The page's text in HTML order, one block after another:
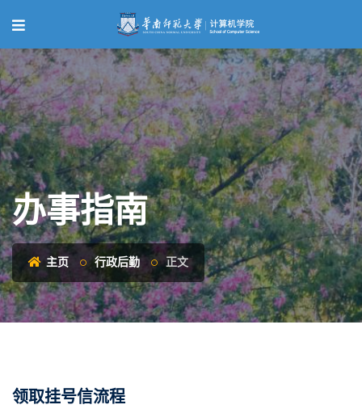
办事指南
主页 行政后勤 正文
领取挂号信流程